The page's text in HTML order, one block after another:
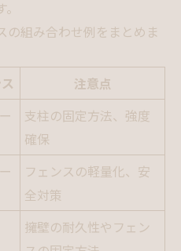
の組み合わせ例をまとめま
注意点
支柱の固定方法、強度
確保
フェンスの軽量化、安
全対策
擁壁の耐久性やフェン